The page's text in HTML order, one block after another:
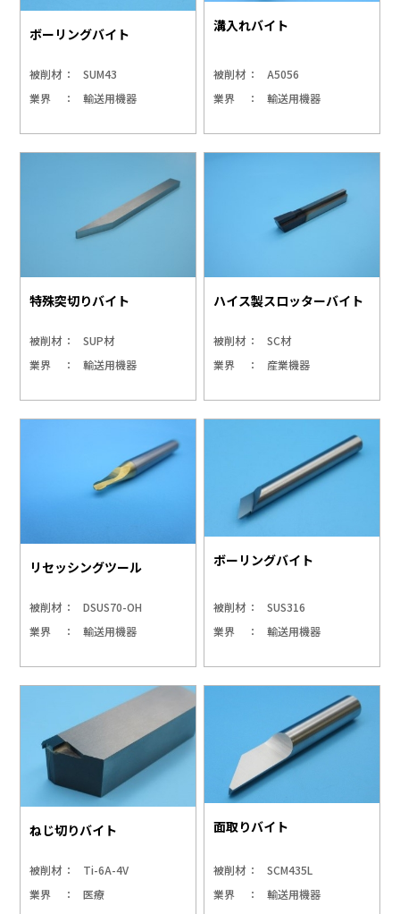
ボーリングバイト
被削材
SUM43
業界
輸送用機器
溝入れバイト
被削材
A5056
業界
輸送用機器
特殊突切りバイト
被削材
SUP材
業界
輸送用機器
ハイス製スロッターバイト
被削材
SC材
業界
産業機器
リセッシングツール
被削材
DSUS70-OH
業界
輸送用機器
ボーリングバイト
被削材
SUS316
業界
輸送用機器
ねじ切りバイト
被削材
Ti-6A-4V
業界
医療
面取りバイト
被削材
SCM435L
業界
輸送用機器